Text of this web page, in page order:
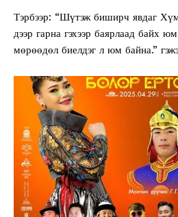
Тэрбээр: “Шүтэж биширч явдаг
дээр гарна гэхээр баярлаад байх
мөрөөдөл биелдэг л юм байна.”